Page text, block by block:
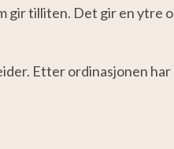
gir tilliten. Det gir en ytre
Etter ordinasjonen